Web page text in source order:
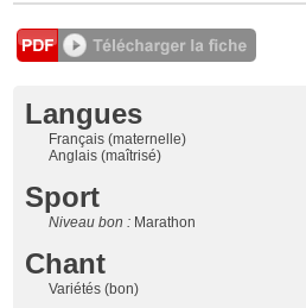
Langues
Français (maternelle)
Anglais (maîtrisé)
Sport
Niveau bon : Marathon
Chant
Variétés (bon)